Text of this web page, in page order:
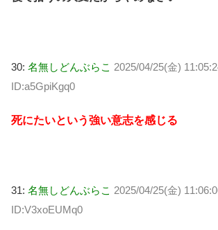
30: 名無しどんぶらこ 2025/04/25(金)
ID:a5GpiKgq0
死にたいという強い意志を感じる
31: 名無しどんぶらこ 2025/04/25(金)
ID:V3xoEUMq0